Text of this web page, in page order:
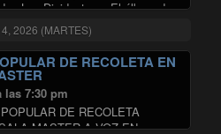
«Los Disidentes». El álbum de
Infinito», abraza los sonidos
que rememoran el jazz rock, hard
propias del folklore
…Continuar leyendo"JOAQUÍN
2026 (MARTES)
DE RECOLETA EN
las 7:30 pm
DE RECOLETA
MASTER A VOZ EN